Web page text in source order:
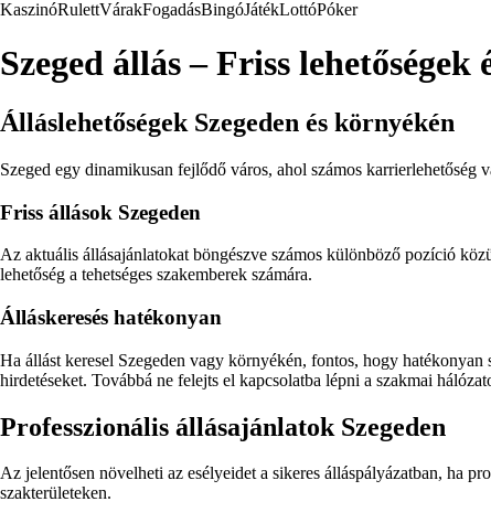
KaszinóRulettVárakFogadásBingóJátékLottóPóker
Szeged állás – Friss
Álláslehetőségek Szegeden és környékén
Szeged egy dinamikusan fejlődő város, ahol számos karrierlehetőség
Friss állások Szegeden
Az aktuális állásajánlatokat böngészve számos különböző pozíció
lehetőség a tehetséges szakemberek számára.
Álláskeresés hatékonyan
Ha állást keresel Szegeden vagy környékén, fontos, hogy
hirdetéseket. Továbbá ne felejts el kapcsolatba lépni a szakmai
Professzionális állásajánlatok Szegeden
Az jelentősen növelheti az esélyeidet a sikeres álláspályázatban, ha
szakterületeken.